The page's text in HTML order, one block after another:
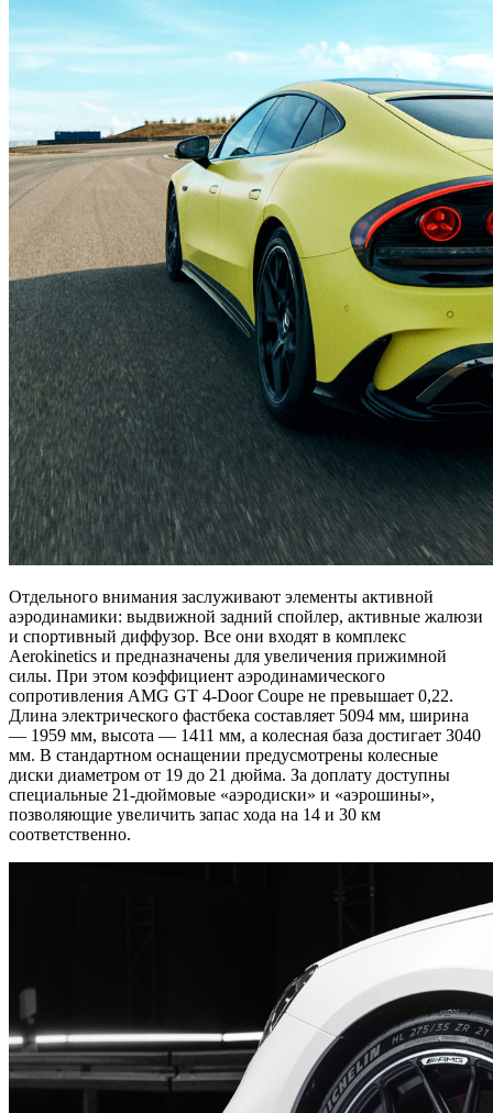
Отдельного внимания заслуживают элементы активной
аэродинамики: выдвижной задний спойлер, активные жалюзи
и спортивный диффузор. Все они входят в комплекс
Aerokinetics и предназначены для увеличения прижимной
силы. При этом коэффициент аэродинамического
сопротивления AMG GT 4-Door Coupe не превышает 0,22.
Длина электрического фастбека составляет 5094 мм, ширина
— 1959 мм, высота — 1411 мм, а колесная база достигает 3040
мм. В стандартном оснащении предусмотрены колесные
диски диаметром от 19 до 21 дюйма. За доплату доступны
специальные 21-дюймовые «аэродиски» и «аэрошины»,
позволяющие увеличить запас хода на 14 и 30 км
соответственно.